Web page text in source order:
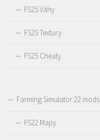
FS25 Váhy
FS25 Textury
FS25 Cheaty
Farming Simulator 22 mods
FS22 Mapy